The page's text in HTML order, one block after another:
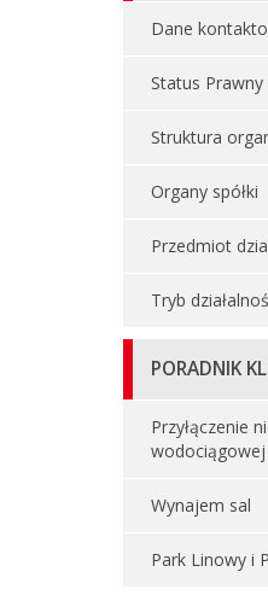
Dane
Status Prawny
Struktura
Organy spółki
Przedmiot
Tryb
PORADNIK
Przyłączenie
Wynajem sal
Park Linowy i